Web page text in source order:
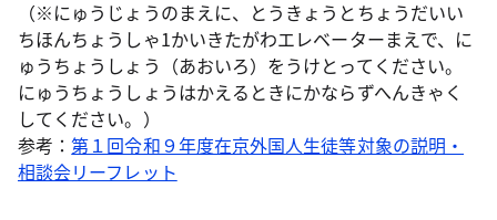
（※にゅうじょうのまえに、とうきょうとちょうだいい
ちほんちょうしゃ1かいきたがわエレベーターまえで、に
ゅうちょうしょう（あおいろ）をうけとってください。
にゅうちょうしょうはかえるときにかならずへんきゃく
してください。）
参考：第１回令和９年度在京外国人生徒等対象の説明・
相談会リーフレット